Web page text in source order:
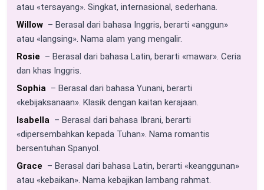
atau «tersayang». Singkat, internasional, sederhana.
Willow – Berasal dari bahasa Inggris, berarti «anggun»
atau «langsing». Nama alam yang mengalir.
Rosie – Berasal dari bahasa Latin, berarti «mawar». Ceria
dan khas Inggris.
Sophia – Berasal dari bahasa Yunani, berarti
«kebijaksanaan». Klasik dengan kaitan kerajaan.
Isabella – Berasal dari bahasa Ibrani, berarti
«dipersembahkan kepada Tuhan». Nama romantis
bersentuhan Spanyol.
Grace – Berasal dari bahasa Latin, berarti «keanggunan»
atau «kebaikan». Nama kebajikan lambang rahmat.